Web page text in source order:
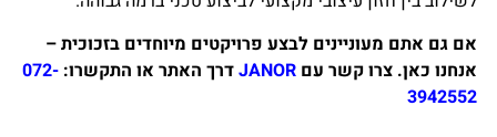
אם גם אתם מעוניינים לבצע פרויקטים מיוחדים בזכוכית –
אנחנו כאן. צרו קשר עם JANORדרך האתר או התקשרו: 072-
3942552